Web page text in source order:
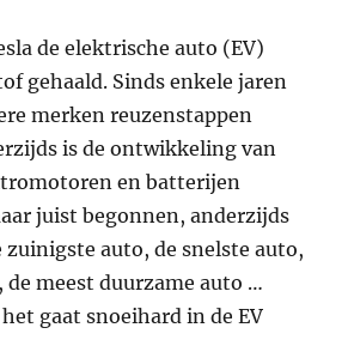
de elektrische auto (EV)
gehaald. Sinds enkele jaren
merken reuzenstappen
is de ontwikkeling van
en batterijen
juist begonnen, anderzijds
zuinigste auto, de snelste auto,
de meest duurzame auto …
gaat snoeihard in de EV